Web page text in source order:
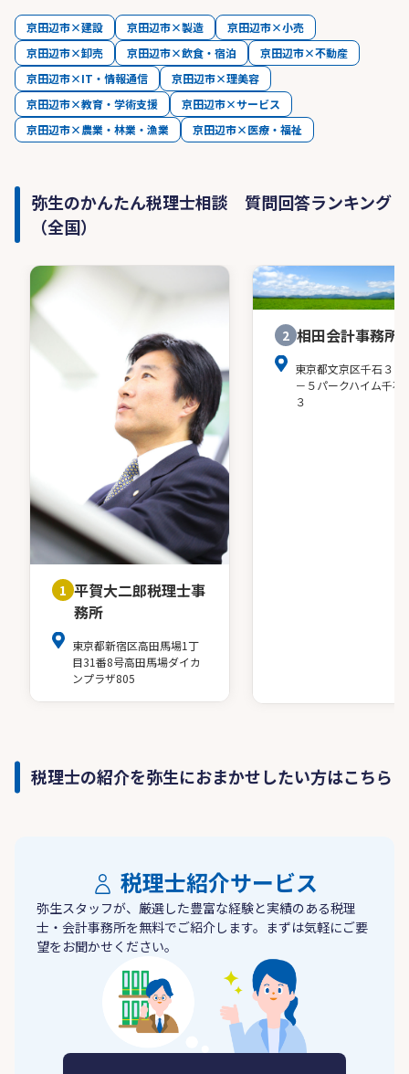
京田辺市×建設 京田辺市×製造
京田辺市×小売
京田辺市×卸売
京田辺市×飲食・宿泊
京田辺市×不動産
京田辺市×IT・情報通信
京田辺市×理美容
京田辺市×教育・学術支援
京田辺市×サービス
京田辺市×農業・林業・漁業
京田辺市×医療・福祉
弥生のかんたん税理士相談 質問回答ランキング
（全国）
1 平賀大二郎税理士事
務所
東京都新宿区高田馬場1丁
目31番8号高田馬場ダイカ
ンプラザ805
2 相田会計事務所
東京都文京区千石３－
－５パークハイム千石
３
税理士の紹介を弥生におまかせしたい方はこちら
税理士紹介サービス
弥生スタッフが、厳選した豊富な経験と実績のある税理
士・会計事務所を無料でご紹介します。まずは気軽にご要
望をお聞かせください。